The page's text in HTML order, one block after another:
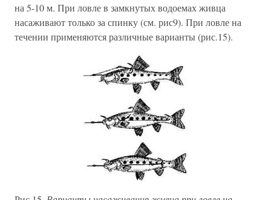
на 5-10 м. При ловле в замкнутых водоемах живца
насаживают только за спинку (см. рис9). При ловле на
течении применяются различные варианты (рис.15).